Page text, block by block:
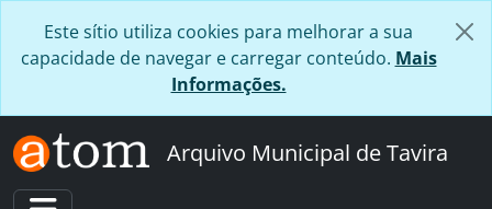
Este sítio utiliza cookies para melhorar a sua
capacidade de navegar e carregar conteúdo. Mais
Informações.
Arquivo Municipal de Tavira